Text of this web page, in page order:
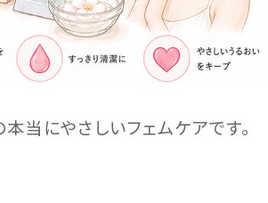
当にやさしいフェムケアです。